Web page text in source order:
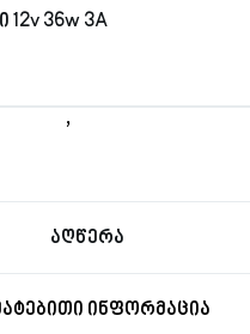
36w 3A
,
აღწერა
ინფორმაცია